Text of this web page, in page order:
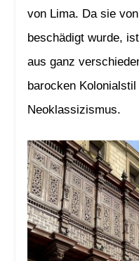
von Lima. Da sie
beschädigt wurde,
aus ganz
barocken
Neoklassizismus.